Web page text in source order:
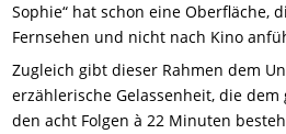
Sophie“ hat schon eine Oberfläche,
Fernsehen und nicht nach Kino
Zugleich gibt dieser Rahmen dem
erzählerische Gelassenheit, die
den acht Folgen à 22 Minuten